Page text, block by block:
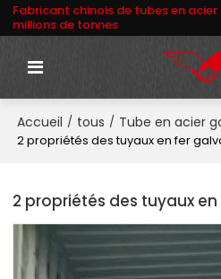
Fabricant chinois de tubes en acier
millions de tonnes
Accueil / tous / Tube en acier
2 propriétés des tuyaux en fer
2 propriétés des tuyaux